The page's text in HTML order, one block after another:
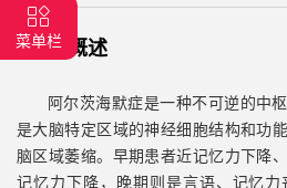
菜单栏
|背景概述
阿尔茨海默症是一种不可逆的中
是大脑特定区域的神经细胞结构和功
脑区域萎缩。早期患者近记忆力下降
记忆力下降，晚期则是言语、记忆